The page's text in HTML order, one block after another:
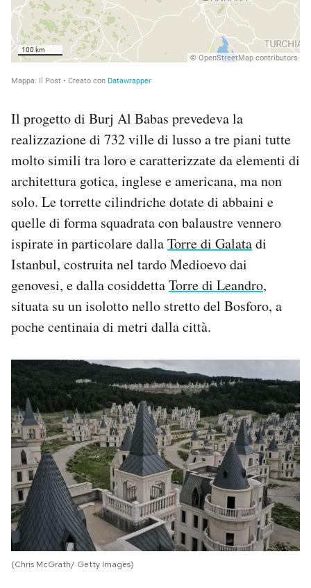
Il progetto di Burj Al Babas prevedeva la
realizzazione di 732 ville di lusso a tre piani tutte
molto simili tra loro e caratterizzate da elementi di
architettura gotica, inglese e americana, ma non
solo. Le torrette cilindriche dotate di abbaini e
quelle di forma squadrata con balaustre vennero
ispirate in particolare dallaTorre di Galatadi
Istanbul, costruita nel tardo Medioevo dai
genovesi, e dalla cosiddettaTorre di Leandro,
situata su un isolotto nello stretto del Bosforo, a
poche centinaia di metri dalla città.
(Chris McGrath/ Getty Images)